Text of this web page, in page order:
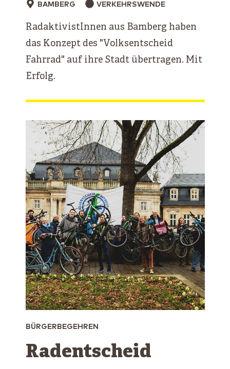
BAMBERG VERKEHRSWENDE
RadaktivistInnen aus Bamberg haben
das Konzept des "Volksentscheid
Fahrrad" auf ihre Stadt übertragen. Mit
Erfolg.
BÜRGERBEGEHREN
Radentscheid